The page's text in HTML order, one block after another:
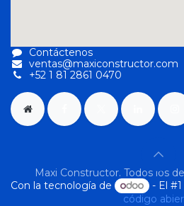
Contáctenos
ventas@maxiconstructor.com
+52 1 81 2861 0470
Maxi Constructor. Todos los
Con la tecnología de
- El #1
código